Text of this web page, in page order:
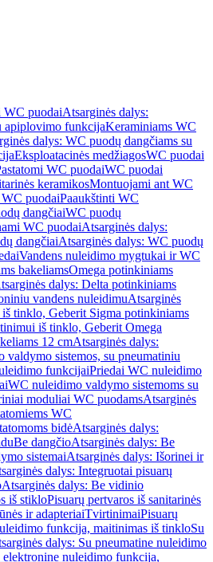
WC puodaiAtsarginės dalys:
apiplovimo funkcijaKeraminiams WC
dalys: WC puodų dangčiams su
Eksploatacinės medžiagosWC puodai
WC puodaiWC puodai
keramikosMontuojami ant WC
puodaiPaaukštinti WC
dangčiaiWC puodų
WC puodaiAtsarginės dalys:
dangčiaiAtsarginės dalys: WC puodų
Vandens nuleidimo mygtukai ir WC
bakeliamsOmega potinkiniams
dalys: Delta potinkiniams
vandens nuleidimuAtsarginės
tinklo, Geberit Sigma potinkiniams
iš tinklo, Geberit Omega
12 cmAtsarginės dalys:
sistemos, su pneumatiniu
funkcijaiPriedai WC nuleidimo
WC nuleidimo valdymo sistemoms su
moduliai WC puodamsAtsarginės
WC
bidėAtsarginės dalys:
Be dangčioAtsarginės dalys: Be
sistemaiAtsarginės dalys: Išorinei ir
dalys: Integruotai pisuarų
Atsarginės dalys: Be vidinio
iš stikloPisuarų pertvaros iš sanitarinės
ir adapteriaiTvirtinimaiPisuarų
funkcija, maitinimas iš tinkloSu
dalys: Su pneumatine nuleidimo
elektronine nuleidimo funkcija,